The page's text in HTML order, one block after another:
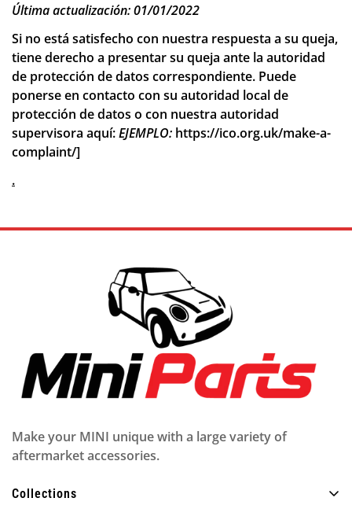
Última actualización: 01/01/2022
Si no está satisfecho con nuestra respuesta a su queja,
tiene derecho a presentar su queja ante la autoridad
de protección de datos correspondiente. Puede
ponerse en contacto con su autoridad local de
protección de datos o con nuestra autoridad
supervisora ​​aquí:EJEMPLO: https://ico.org.uk/make-a-
complaint/]
.
Make your MINI unique with a large variety of
aftermarket accessories.
Collections